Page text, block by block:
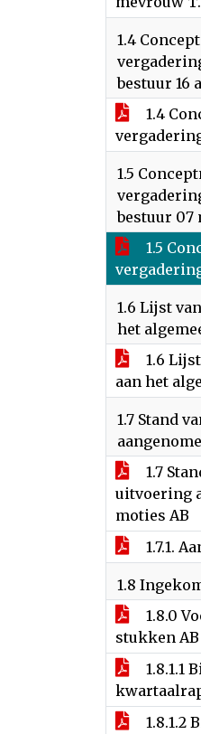
1.4
bestuur 16
1.4
1.5
bestuur 07
1.5
1.6 Lijst
het
1.6
aan het
1.7 Stand
1.7
uitvoering
moties AB
1.7.1.
1.8
1.8.0
stukken AB
1.8.1.1
1.8.1.2